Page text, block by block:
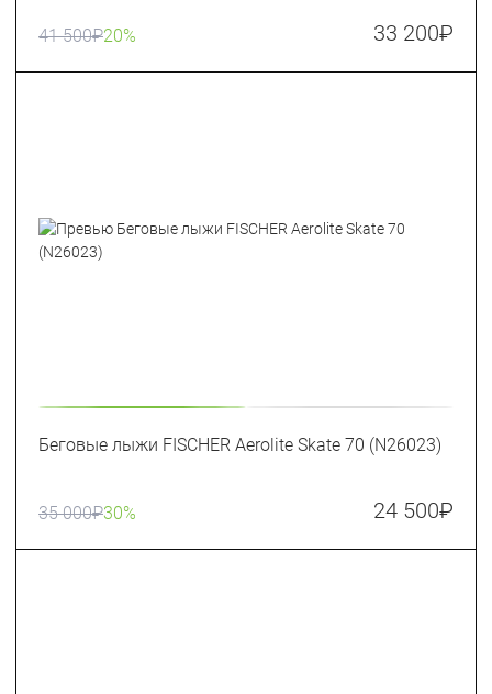
41 500₽20% 33 200₽
Беговые лыжи FISCHER Aerolite Skate 70 (N26023)
35 000₽30% 24 500₽